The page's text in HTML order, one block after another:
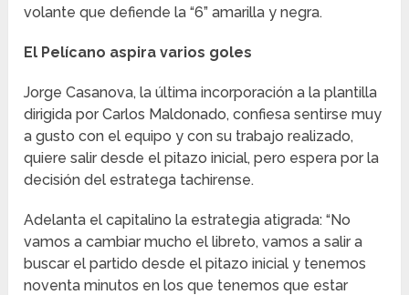
volante que defiende la “6” amarilla y negra.
El Pelícano aspira varios goles
Jorge Casanova, la última incorporación a la plantilla
dirigida por Carlos Maldonado, confiesa sentirse muy
a gusto con el equipo y con su trabajo realizado,
quiere salir desde el pitazo inicial, pero espera por la
decisión del estratega tachirense.
Adelanta el capitalino la estrategia atigrada: “No
vamos a cambiar mucho el libreto, vamos a salir a
buscar el partido desde el pitazo inicial y tenemos
noventa minutos en los que tenemos que estar